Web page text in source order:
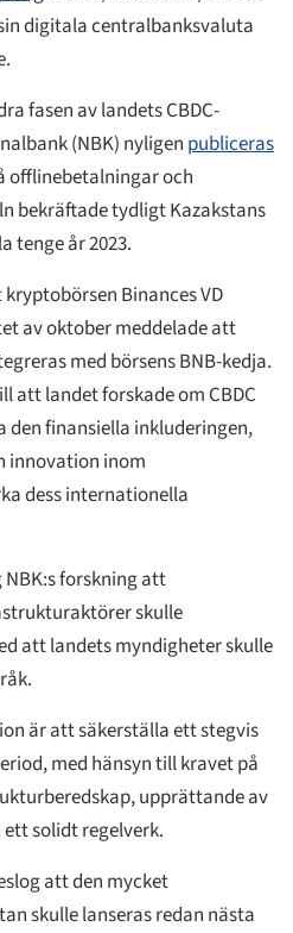
digitala centralbanksvaluta
fasen av landets CBDC-
(NBK) nyligen publiceras
offlinebetalningar och
bekräftade tydligt Kazakstans
tenge år 2023.
Binances VD
av oktober meddelade att
med börsens BNB-kedja.
att landet forskade om CBDC
den finansiella inkluderingen,
innovation inom
dess internationella
forskning att
skulle
att landets myndigheter skulle
är att säkerställa ett stegvis
med hänsyn till kravet på
upprättande av
solidt regelverk.
att den mycket
skulle lanseras redan nästa